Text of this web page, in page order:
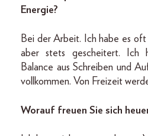
Energie?
Bei der Arbeit. Ich habe es
aber stets gescheitert. Ich
Balance aus Schreiben und
vollkommen. Von Freizeit
Worauf freuen Sie sich